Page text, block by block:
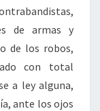
de armas y
de los robos,
con total
a ley alguna,
ante los ojos